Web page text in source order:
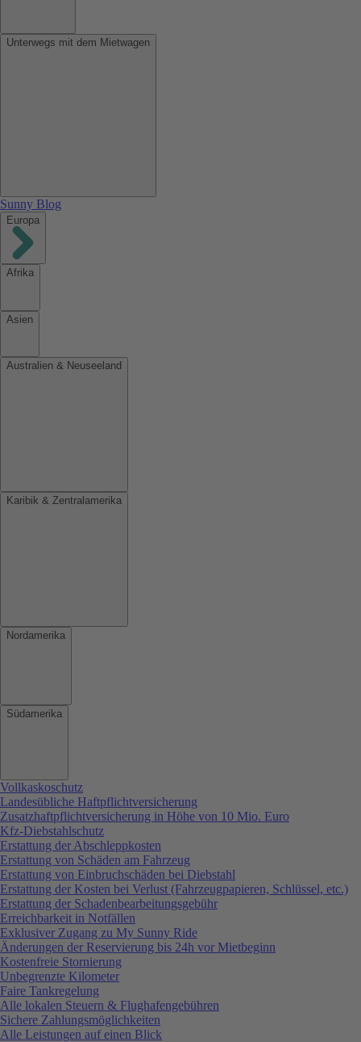
Unterwegs mit dem Mietwagen
Sunny Blog
Europa
Afrika
Asien
Australien & Neuseeland
Karibik & Zentralamerika
Nordamerika
Südamerika
Vollkaskoschutz
Landesübliche Haftpflichtversicherung
Zusatzhaftpflichtversicherung in Höhe von 10 Mio. Euro
Kfz-Diebstahlschutz
Erstattung der Abschleppkosten
Erstattung von Schäden am Fahrzeug
Erstattung von Einbruchschäden bei Diebstahl
Erstattung der Kosten bei Verlust (Fahrzeugpapieren, Schlüssel, etc.)
Erstattung der Schadenbearbeitungsgebühr
Erreichbarkeit in Notfällen
Exklusiver Zugang zu My Sunny Ride
Änderungen der Reservierung bis 24h vor Mietbeginn
Kostenfreie Stornierung
Unbegrenzte Kilometer
Faire Tankregelung
Alle lokalen Steuern & Flughafengebühren
Sichere Zahlungsmöglichkeiten
Alle Leistungen auf einen Blick